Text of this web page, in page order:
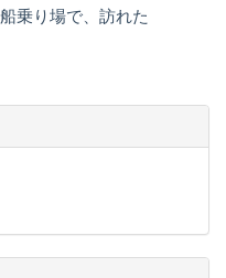
乗り場で、訪れた